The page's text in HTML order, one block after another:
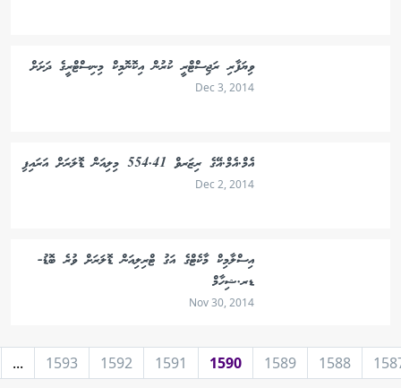
ވިޔަފާރި ރަޖިސްޓްރީ ކުރުން އިކޮނޮމިކް މިނިސްޓްރީގެ ދަށަށް
Dec 3, 2014
އެމް.އެމް.އޭގެ ރިޒަރވް 554.41 މިލިއަން ޑޮލަރަށް އަރައިފި
Dec 2, 2014
އިސްލާމިކް މާކެޓްގެ އަގު ޓްރިލިއަން ޑޮލަރަށް ވުރެ ބޮޑު-
ޑރ.ޝިހާމް
Nov 30, 2014
1588
1589
1590
1591
1592
1593
...